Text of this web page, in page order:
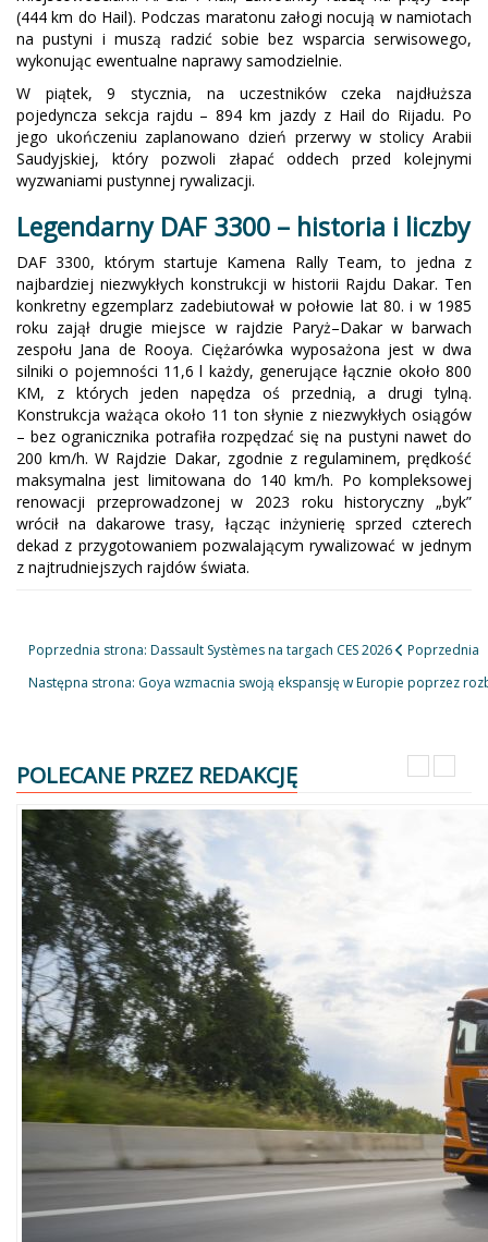
(444 km do Hail). Podczas maratonu załogi nocują w namiotach
na pustyni i muszą radzić sobie bez wsparcia serwisowego,
wykonując ewentualne naprawy samodzielnie.
W piątek, 9 stycznia, na uczestników czeka najdłuższa
pojedyncza sekcja rajdu – 894 km jazdy z Hail do Rijadu. Po
jego ukończeniu zaplanowano dzień przerwy w stolicy Arabii
Saudyjskiej, który pozwoli złapać oddech przed kolejnymi
wyzwaniami pustynnej rywalizacji.
Legendarny DAF 3300 – historia i liczby
DAF 3300, którym startuje Kamena Rally Team, to jedna z
najbardziej niezwykłych konstrukcji w historii Rajdu Dakar. Ten
konkretny egzemplarz zadebiutował w połowie lat 80. i w 1985
roku zajął drugie miejsce w rajdzie Paryż–Dakar w barwach
zespołu Jana de Rooya. Ciężarówka wyposażona jest w dwa
silniki o pojemności 11,6 l każdy, generujące łącznie około 800
KM, z których jeden napędza oś przednią, a drugi tylną.
Konstrukcja ważąca około 11 ton słynie z niezwykłych osiągów
– bez ogranicznika potrafiła rozpędzać się na pustyni nawet do
200 km/h. W Rajdzie Dakar, zgodnie z regulaminem, prędkość
maksymalna jest limitowana do 140 km/h. Po kompleksowej
renowacji przeprowadzonej w 2023 roku historyczny „byk”
wrócił na dakarowe trasy, łącząc inżynierię sprzed czterech
dekad z przygotowaniem pozwalającym rywalizować w jednym
z najtrudniejszych rajdów świata.
Poprzednia strona: Dassault Systèmes na targach CES 2026
Poprzednia
Następna strona: Goya wzmacnia swoją ekspansję w Europie poprzez
POLECANE PRZEZ REDAKCJĘ